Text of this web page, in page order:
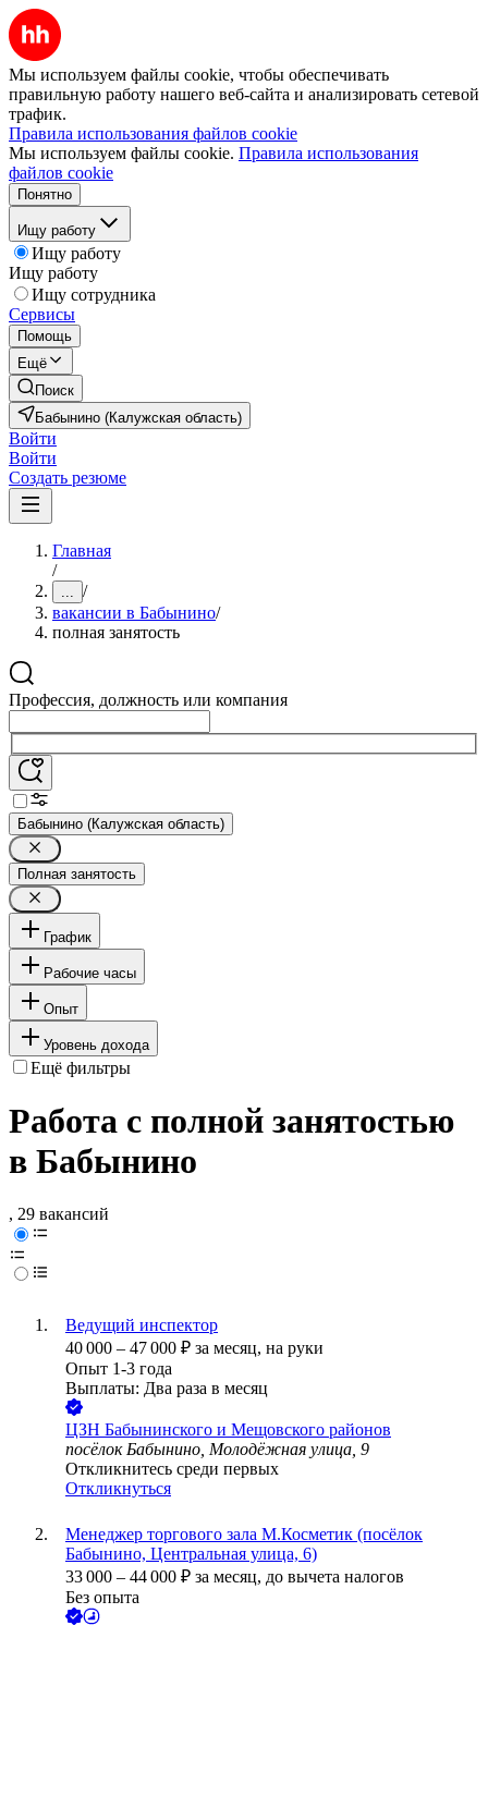
Мы используем файлы cookie, чтобы обеспечивать
правильную работу нашего веб-сайта и анализировать сетевой
трафик.
Правила использования файлов cookie
Мы используем файлы cookie. Правила использования
файлов cookie
Понятно
Ищу работу
Ищу работу
Ищу работу
Ищу сотрудника
Сервисы
Помощь
Ещё
Поиск
Бабынино (Калужская область)
Войти
Войти
Создать резюме
Главная
/
... /
вакансии в Бабынино/
полная занятость
Профессия, должность или компания
Бабынино (Калужская область)
Полная занятость
График
Рабочие часы
Опыт
Уровень дохода
Ещё фильтры
Работа с полной занятостью
в Бабынино
, 29 вакансий
Ведущий инспектор
40 000 – 47 000 ₽ за месяц, на руки
Опыт 1-3 года
Выплаты: Два раза в месяц
ЦЗН Бабынинского и Мещовского районов
посёлок Бабынино, Молодёжная улица, 9
Откликнитесь среди первых
Откликнуться
Менеджер торгового зала М.Косметик (посёлок
Бабынино, Центральная улица, 6)
33 000 – 44 000 ₽ за месяц, до вычета налогов
Без опыта